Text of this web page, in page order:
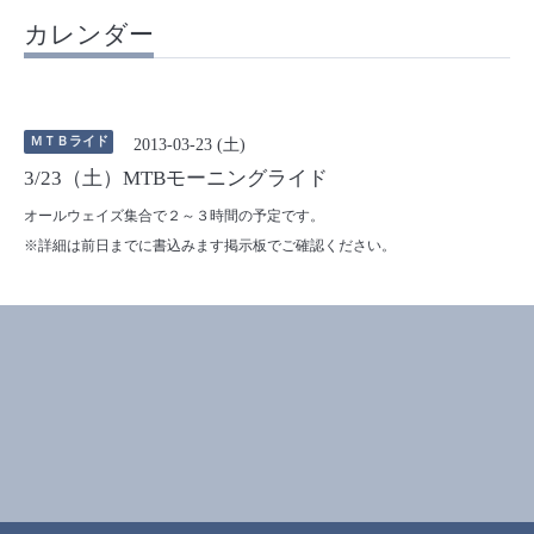
カレンダー
ＭＴＢライド 2013-03-23 (土)
3/23（土）MTBモーニングライド
オールウェイズ集合で２～３時間の予定です。
※詳細は前日までに書込みます掲示板でご確認ください。